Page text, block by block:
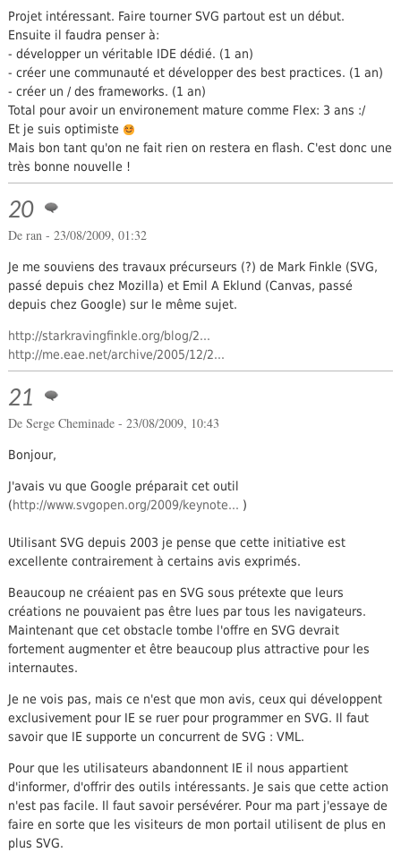
Projet intéressant. Faire tourner SVG partout est un début.
Ensuite il faudra penser à:
- développer un véritable IDE dédié. (1 an)
- créer une communauté et développer des best practices. (1 an)
- créer un / des frameworks. (1 an)
Total pour avoir un environement mature comme Flex: 3 ans :/
Et je suis optimiste
Mais bon tant qu'on ne fait rien on restera en flash. C'est donc une
très bonne nouvelle !
20
De ran - 23/08/2009, 01:32
Je me souviens des travaux précurseurs (?) de Mark Finkle (SVG,
passé depuis chez Mozilla) et Emil A Eklund (Canvas, passé
depuis chez Google) sur le même sujet.
http://starkravingfinkle.org/blog/2...
http://me.eae.net/archive/2005/12/2...
21
De Serge Cheminade- 23/08/2009, 10:43
Bonjour,
J'avais vu que Google préparait cet outil
(http://www.svgopen.org/2009/keynote... )
Utilisant SVG depuis 2003 je pense que cette initiative est
excellente contrairement à certains avis exprimés.
Beaucoup ne créaient pas en SVG sous prétexte que leurs
créations ne pouvaient pas être lues par tous les navigateurs.
Maintenant que cet obstacle tombe l'offre en SVG devrait
fortement augmenter et être beaucoup plus attractive pour les
internautes.
Je ne vois pas, mais ce n'est que mon avis, ceux qui développent
exclusivement pour IE se ruer pour programmer en SVG. Il faut
savoir que IE supporte un concurrent de SVG : VML.
Pour que les utilisateurs abandonnent IE il nous appartient
d'informer, d'offrir des outils intéressants. Je sais que cette action
n'est pas facile. Il faut savoir persévérer. Pour ma part j'essaye de
faire en sorte que les visiteurs de mon portail utilisent de plus en
plus SVG.